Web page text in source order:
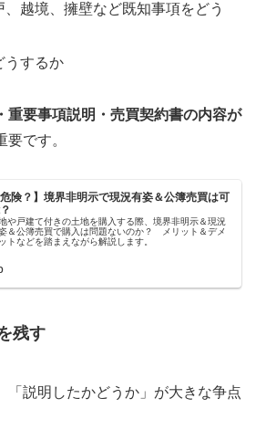
越境、擁壁など既知事項をどう
うするか
重要事項説明・売買契約書の内容が
要です。
危険？】境界非明示で現況有姿＆公簿売買は可
や戸建て付きの土地を購入する際、境界非明示＆現況
＆公簿売買で購入は問題ないのか？ メリット＆デメ
トなどを踏まえながら解説します。
残す
「説明したかどうか」が大きな争点